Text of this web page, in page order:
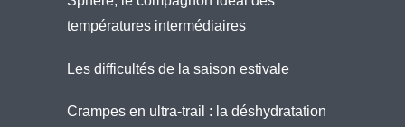
températures intermédiaires
Les difficultés de la saison estivale
Crampes en ultra-trail : la déshydratation